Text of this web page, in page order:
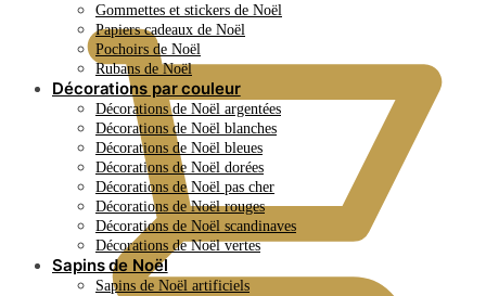
Gommettes et stickers de Noël
Papiers cadeaux de Noël
Pochoirs de Noël
Rubans de Noël
Décorations par couleur
Décorations de Noël argentées
Décorations de Noël blanches
Décorations de Noël bleues
Décorations de Noël dorées
Décorations de Noël pas cher
Décorations de Noël rouges
Décorations de Noël scandinaves
Décorations de Noël vertes
Sapins de Noël
Sapins de Noël artificiels